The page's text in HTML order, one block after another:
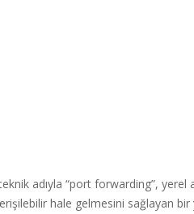
adıyla “port forwarding”, yerel
hale gelmesini sağlayan